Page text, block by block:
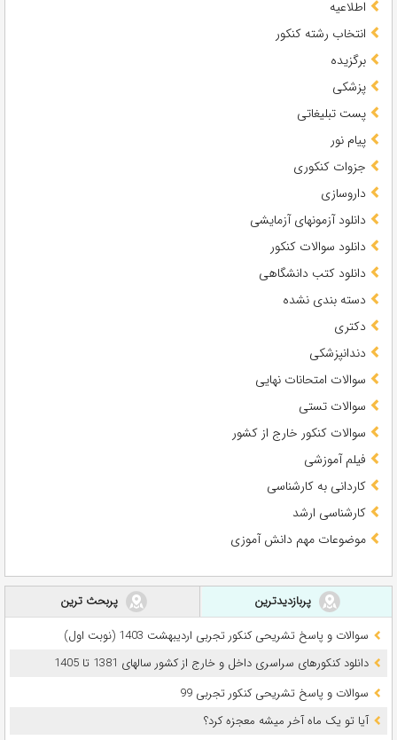
اطلاعیه
انتخاب رشته کنکور
برگزیده
پزشکی
پست تبلیغاتی
پیام نور
جزوات کنکوری
داروسازی
دانلود آزمونهای آزمایشی
دانلود سوالات کنکور
دانلود کتب دانشگاهی
دسته بندی نشده
دکتری
دندانپزشکی
سوالات امتحانات نهایی
سوالات تستی
سوالات کنکور خارج از کشور
فیلم آموزشی
کاردانی به کارشناسی
کارشناسی ارشد
موضوعات مهم دانش آموزی
پربازدیدترین
پربحث ترین
سوالات و پاسخ تشریحی کنکور تجربی اردیبهشت 1403 (نوبت اول)
دانلود کنکورهای سراسری داخل و خارج از کشور سالهای 1381 تا 1405
سوالات و پاسخ تشریحی کنکور تجربی 99
آیا تو یک ماه آخر میشه معجزه کرد؟